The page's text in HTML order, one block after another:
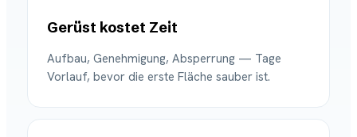
Gerüst kostet Zeit
Aufbau, Genehmigung, Absperrung — Tage
Vorlauf, bevor die erste Fläche sauber ist.